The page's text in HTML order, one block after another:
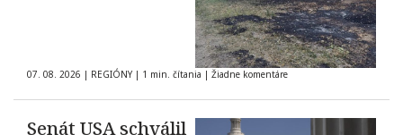
07. 08. 2026 | REGIÓNY | 1 min. čítania | Žiadne komentáre
Senát USA schválil